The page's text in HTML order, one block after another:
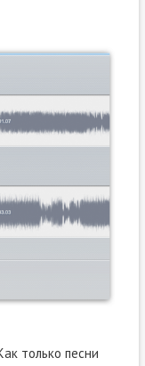
только песни